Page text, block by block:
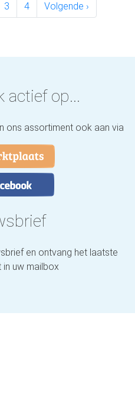
3 4 Volgende ›
actief op...
ons assortiment ook aan via
en ontvang het laatste
in uw mailbox